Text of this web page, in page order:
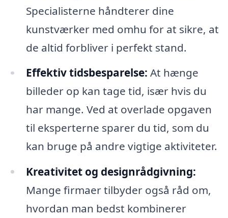
Specialisterne håndterer dine
kunstværker med omhu for at sikre, at
de altid forbliver i perfekt stand.
Effektiv tidsbesparelse: At hænge
billeder op kan tage tid, især hvis du
har mange. Ved at overlade opgaven
til eksperterne sparer du tid, som du
kan bruge på andre vigtige aktiviteter.
Kreativitet og designrådgivning:
Mange firmaer tilbyder også råd om,
hvordan man bedst kombinerer